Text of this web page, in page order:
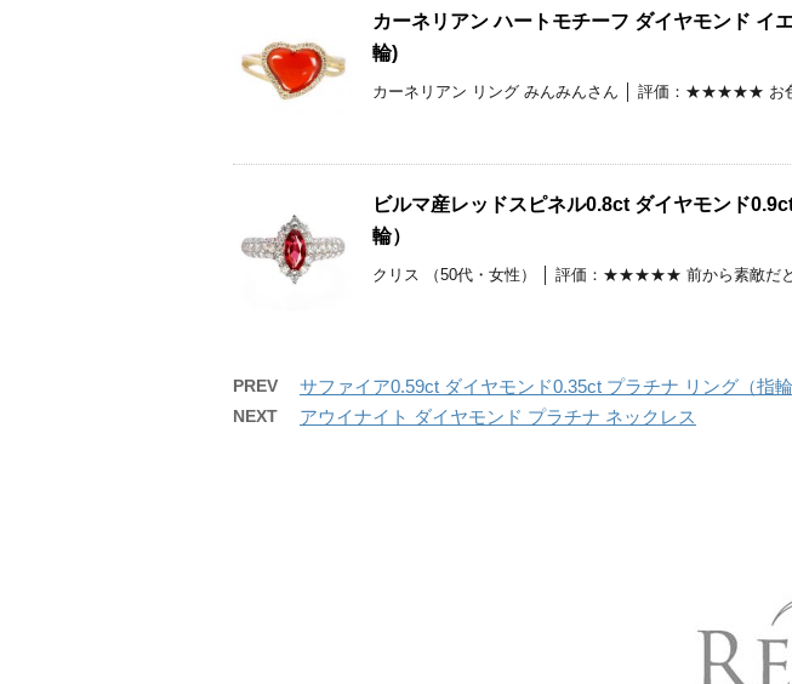
カーネリアン ハートモチーフ ダイヤモンド イ
輪)
カーネリアン リング みんみんさん │ 評価：★★★★★ お
ビルマ産レッドスピネル0.8ct ダイヤモンド
輪）
クリス （50代・女性） │ 評価：★★★★★ 前から素敵だ
PREV サファイア0.59ct ダイヤモンド0.35ct プラチナ リング（指輪
NEXT アウイナイト ダイヤモンド プラチナ ネックレス